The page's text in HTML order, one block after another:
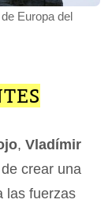
Europa del
, Vladímir
crear una
las fuerzas